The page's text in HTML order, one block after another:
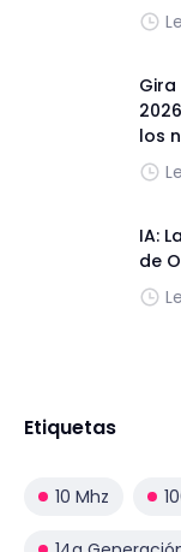
los
IA:
de
Etiquetas
10 Mhz